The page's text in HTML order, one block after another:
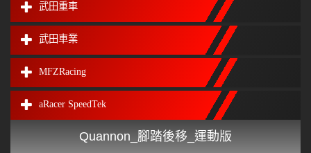
武田重車
武田車業
MFZRacing
aRacer SpeedTek
Quannon_腳踏後移_運動版